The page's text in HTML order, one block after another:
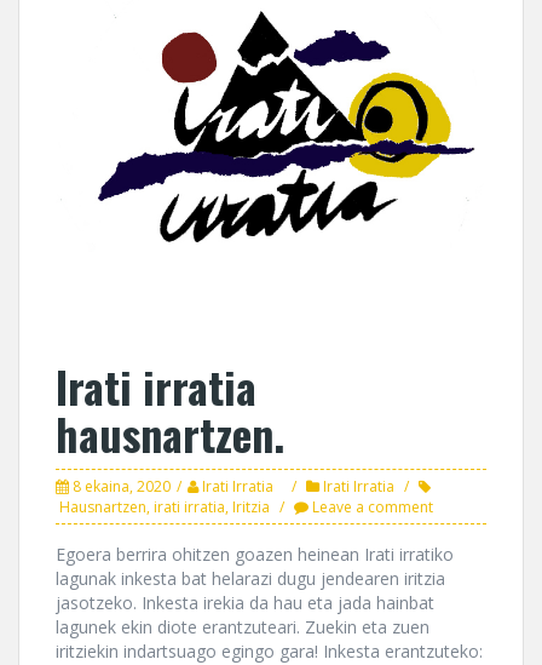
Irati irratia
hausnartzen.
8 ekaina, 2020 Irati Irratia
Irati Irratia
Hausnartzen,irati irratia,Iritzia Leave a comment
Egoera berrira ohitzen goazen heinean Irati irratiko
lagunak inkesta bat helarazi dugu jendearen iritzia
jasotzeko. Inkesta irekia da hau eta jada hainbat
lagunek ekin diote erantzuteari. Zuekin eta zuen
iritziekin indartsuago egingo gara! Inkesta erantzuteko: